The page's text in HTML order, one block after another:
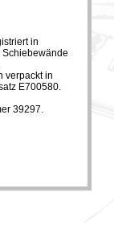
in
Schiebewände
verpackt in
E700580.
39297.